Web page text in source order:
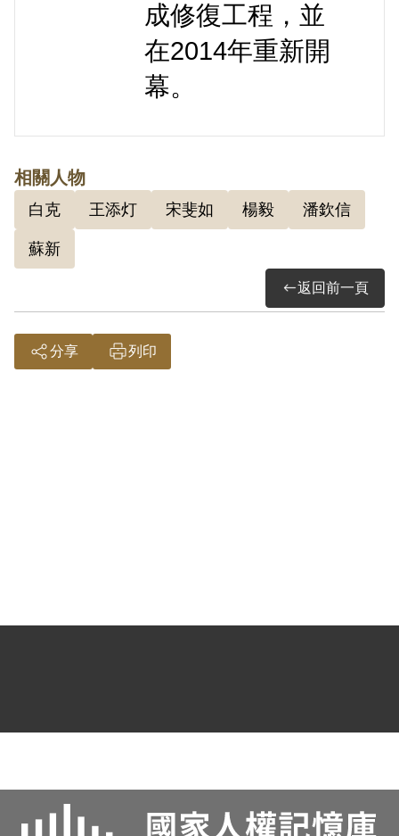
成修復工程，並
在2014年重新開
幕。
相關人物
白克 王添灯 宋斐如 楊毅 潘欽信
蘇新
返回前一頁
分享 列印